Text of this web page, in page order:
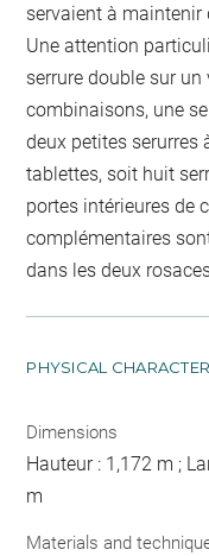
servaient à maintenir
Une attention
serrure double sur
combinaisons, une
deux petites serurres
tablettes, soit huit
portes intérieures de
complémentaires
dans les deux
PHYSICAL
Dimensions
Hauteur : 1,172 m ;
m
Materials and